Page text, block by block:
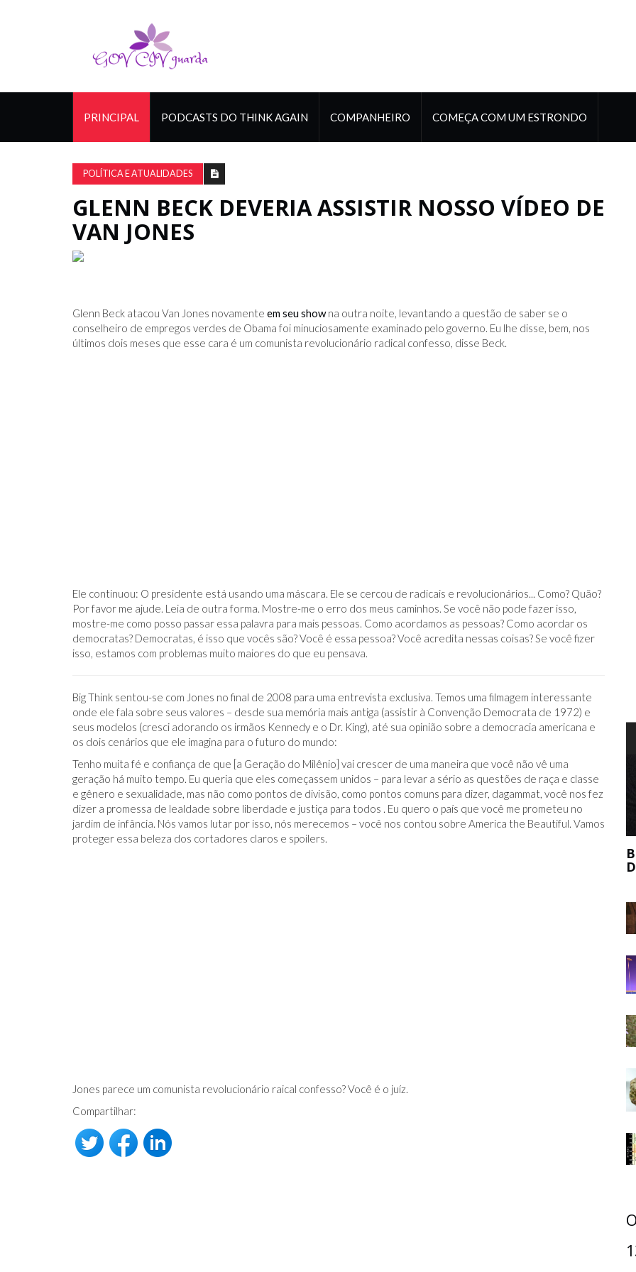
PRINCIPAL PODCASTS DO THINK AGAIN COMPANHEIRO COMEÇA COM UM ESTRONDO
POLÍTICA E ATUALIDADES
GLENN BECK DEVERIA ASSISTIR NOSSO VÍDEO DE
VAN JONES
Glenn Beck atacou Van Jones novamente em seu showna outra noite, levantando a questão de saber se o
conselheiro de empregos verdes de Obama foi minuciosamente examinado pelo governo. Eu lhe disse, bem, nos
últimos dois meses que esse cara é um comunista revolucionário radical confesso, disse Beck.
Ele continuou: O presidente está usando uma máscara. Ele se cercou de radicais e revolucionários... Como? Quão?
Por favor me ajude. Leia de outra forma. Mostre-me o erro dos meus caminhos. Se você não pode fazer isso,
mostre-me como posso passar essa palavra para mais pessoas. Como acordamos as pessoas? Como acordar os
democratas? Democratas, é isso que vocês são? Você é essa pessoa? Você acredita nessas coisas? Se você fizer
isso, estamos com problemas muito maiores do que eu pensava.
Big Think sentou-se com Jones no final de 2008 para uma entrevista exclusiva. Temos uma filmagem interessante
onde ele fala sobre seus valores – desde sua memória mais antiga (assistir à Convenção Democrata de 1972) e
seus modelos (cresci adorando os irmãos Kennedy e o Dr. King), até sua opinião sobre a democracia americana e
os dois cenários que ele imagina para o futuro do mundo:
Tenho muita fé e confiança de que [a Geração do Milênio] vai crescer de uma maneira que você não vê uma
geração há muito tempo. Eu queria que eles começassem unidos – para levar a sério as questões de raça e classe
e gênero e sexualidade, mas não como pontos de divisão, como pontos comuns para dizer, dagammat, você nos fez
dizer a promessa de lealdade sobre liberdade e justiça para todos . Eu quero o país que você me prometeu no
jardim de infância. Nós vamos lutar por isso, nós merecemos – você nos contou sobre America the Beautiful. Vamos
proteger essa beleza dos cortadores claros e spoilers.
Jones parece um comunista revolucionário raical confesso? Você é o juíz.
Compartilhar:
NO FACEBOOKO TRUQUE ANTICÂNCER DOS
ELEFANTES É DESCOBERTO